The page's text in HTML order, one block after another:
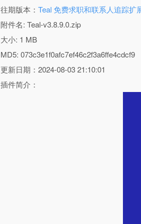
往期版本： Teal 免费求职和联系人追踪
附件名: Teal-v3.8.9.0.zip
大小: 1 MB
MD5: 073c3e1f0afc7ef46c2f3a6ffe4cdcf9
更新日期：2024-08-03 21:10:01
插件简介：